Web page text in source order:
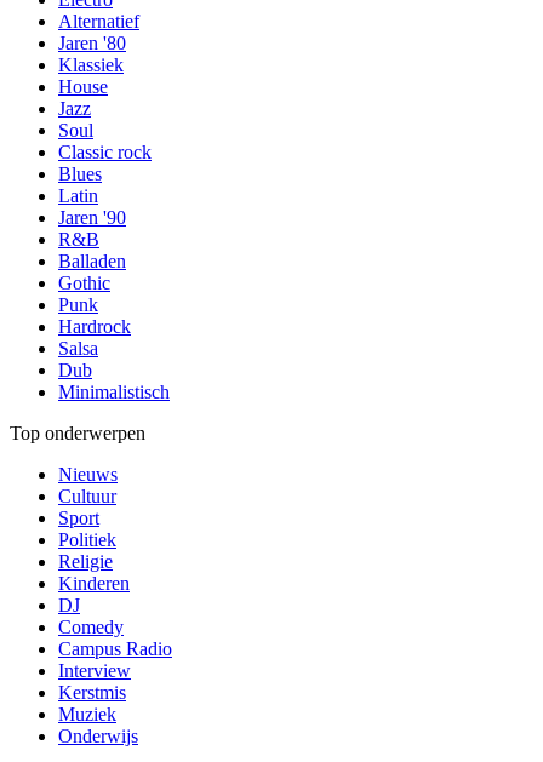
Alternatief
Jaren '80
Klassiek
House
Jazz
Soul
Classic rock
Blues
Latin
Jaren '90
R&B
Balladen
Gothic
Punk
Hardrock
Salsa
Dub
Minimalistisch
Top onderwerpen
Nieuws
Cultuur
Sport
Politiek
Religie
Kinderen
DJ
Comedy
Campus Radio
Interview
Kerstmis
Muziek
Onderwijs